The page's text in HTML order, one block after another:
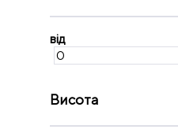
від
Висота